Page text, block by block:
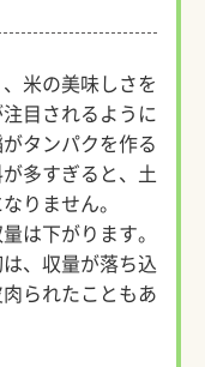
米の美味しさを
目されるように
タンパクを作る
多すぎると、土
りません。
は下がります。
、収量が落ち込
られたこともあ